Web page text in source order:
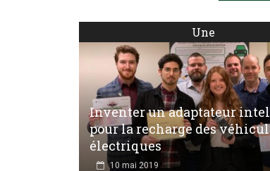
Une
Inventer un adaptateur
pour la recharge des
électriques
10 mai 2019